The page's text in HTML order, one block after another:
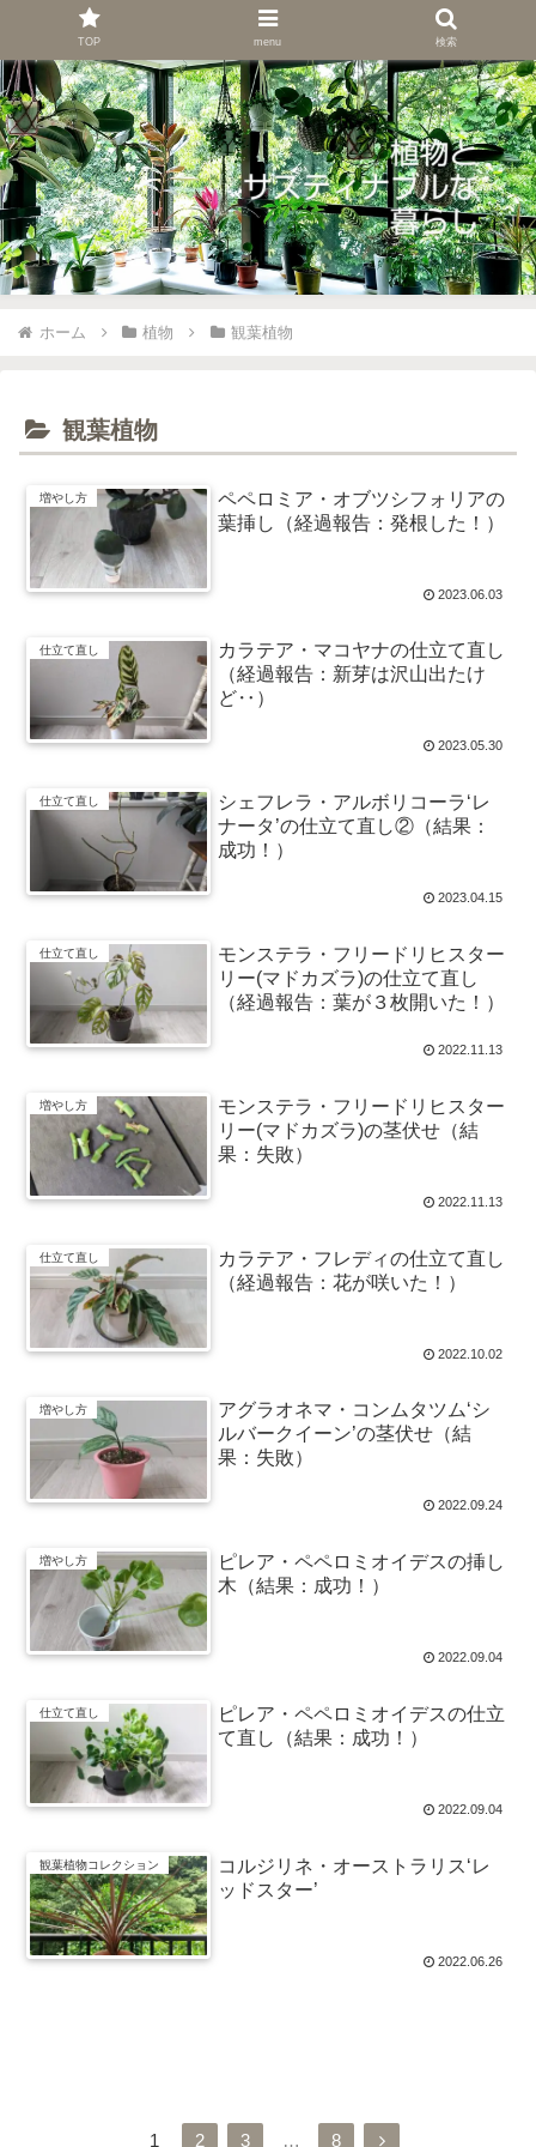
ホーム 植物 観葉植物
観葉植物
増やし方
ペペロミア・オブツシフォリアの
葉挿し（経過報告：発根した！）
2023.06.03
仕立て直し
カラテア・マコヤナの仕立て直し
（経過報告：新芽は沢山出たけ
ど‥）
2023.05.30
仕立て直し
シェフレラ・アルボリコーラ‘レ
ナータ’の仕立て直し②（結果：
成功！）
2023.04.15
仕立て直し
モンステラ・フリードリヒスター
リー(マドカズラ)の仕立て直し
（経過報告：葉が３枚開いた！）
2022.11.13
増やし方
モンステラ・フリードリヒスター
リー(マドカズラ)の茎伏せ（結
果：失敗）
2022.11.13
仕立て直し
カラテア・フレディの仕立て直し
（経過報告：花が咲いた！）
2022.10.02
増やし方
アグラオネマ・コンムタツム‘シ
ルバークイーン’の茎伏せ（結
果：失敗）
2022.09.24
増やし方
ピレア・ペペロミオイデスの挿し
木（結果：成功！）
2022.09.04
仕立て直し
ピレア・ペペロミオイデスの仕立
て直し（結果：成功！）
2022.09.04
観葉植物コレクション
コルジリネ・オーストラリス‘レ
ッドスター’
2022.06.26
1 2 3 … 8 次
TOP menu 検索